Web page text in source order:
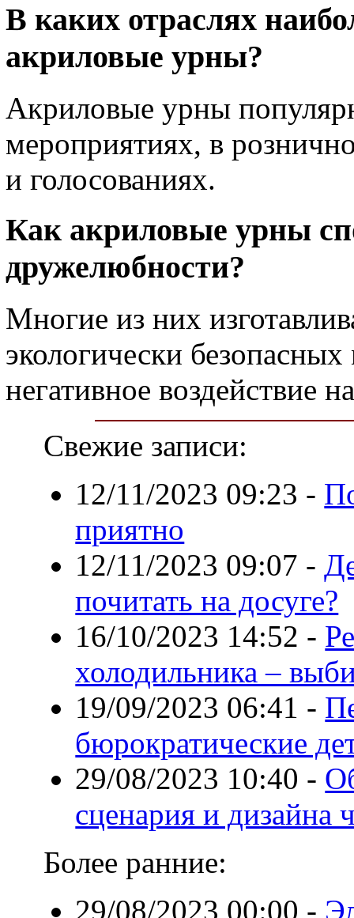
В каких отраслях
акриловые урны?
Акриловые урны
мероприятиях, в
и голосованиях.
Как акриловые урны
дружелюбности?
Многие из них
экологически
негативное воздействие
Свежие записи:
12/11/2023 09:23 -
приятно
12/11/2023 09:07 -
почитать на досуге?
16/10/2023 14:52 -
холодильника –
19/09/2023 06:41 -
бюрократические
29/08/2023 10:40 -
сценария и дизайна
Более ранние:
29/08/2023 00:00 -